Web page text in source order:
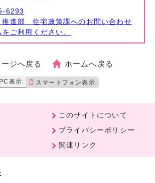
6293
推進部 住宅政策課へのお問い合わせ
ご利用ください。
ジへ戻る ホームへ戻る
PC表示 スマートフォン表示
このサイトについて
プライバシーポリシー
関連リンク